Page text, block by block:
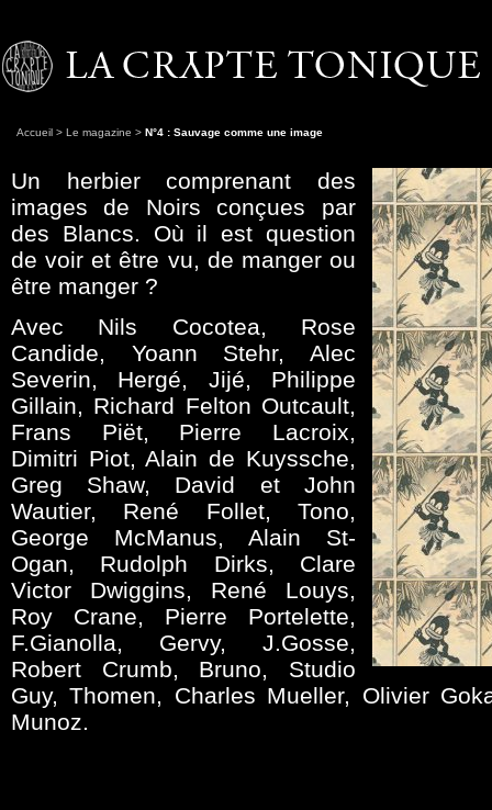
Accueil > Le magazine > N°4 : Sauvage comme une image
Un herbier comprenant des
images de Noirs conçues par
des Blancs. Où il est question
de voir et être vu, de manger ou
être manger ?
Avec Nils Cocotea, Rose
Candide, Yoann Stehr, Alec
Severin, Hergé, Jijé, Philippe
Gillain, Richard Felton Outcault,
Frans Piët, Pierre Lacroix,
Dimitri Piot, Alain de Kuyssche,
Greg Shaw, David et John
Wautier, René Follet, Tono,
George McManus, Alain St-
Ogan, Rudolph Dirks, Clare
Victor Dwiggins, René Louys,
Roy Crane, Pierre Portelette,
F.Gianolla, Gervy, J.Gosse,
Robert Crumb, Bruno, Studio
Guy, Thomen, Charles Mueller, Olivier
Munoz.